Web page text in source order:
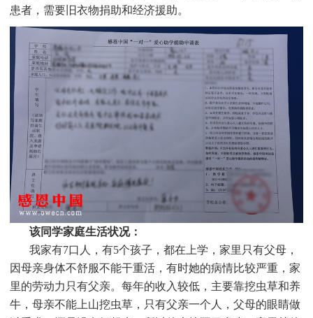
患者，需要旧衣物捐助和经济援助。
该同学家庭生活状况：
我家有7口人，有5个孩子，都在上学，家里只有父母，
因母亲身体不舒服不能干重活，有时她的病情比较严重，家
里的劳动力只有父亲。每年的收入较低，主要靠挖虫草和养
牛，母亲不能上山挖虫草，只有父亲一个人，父母的眼睛做